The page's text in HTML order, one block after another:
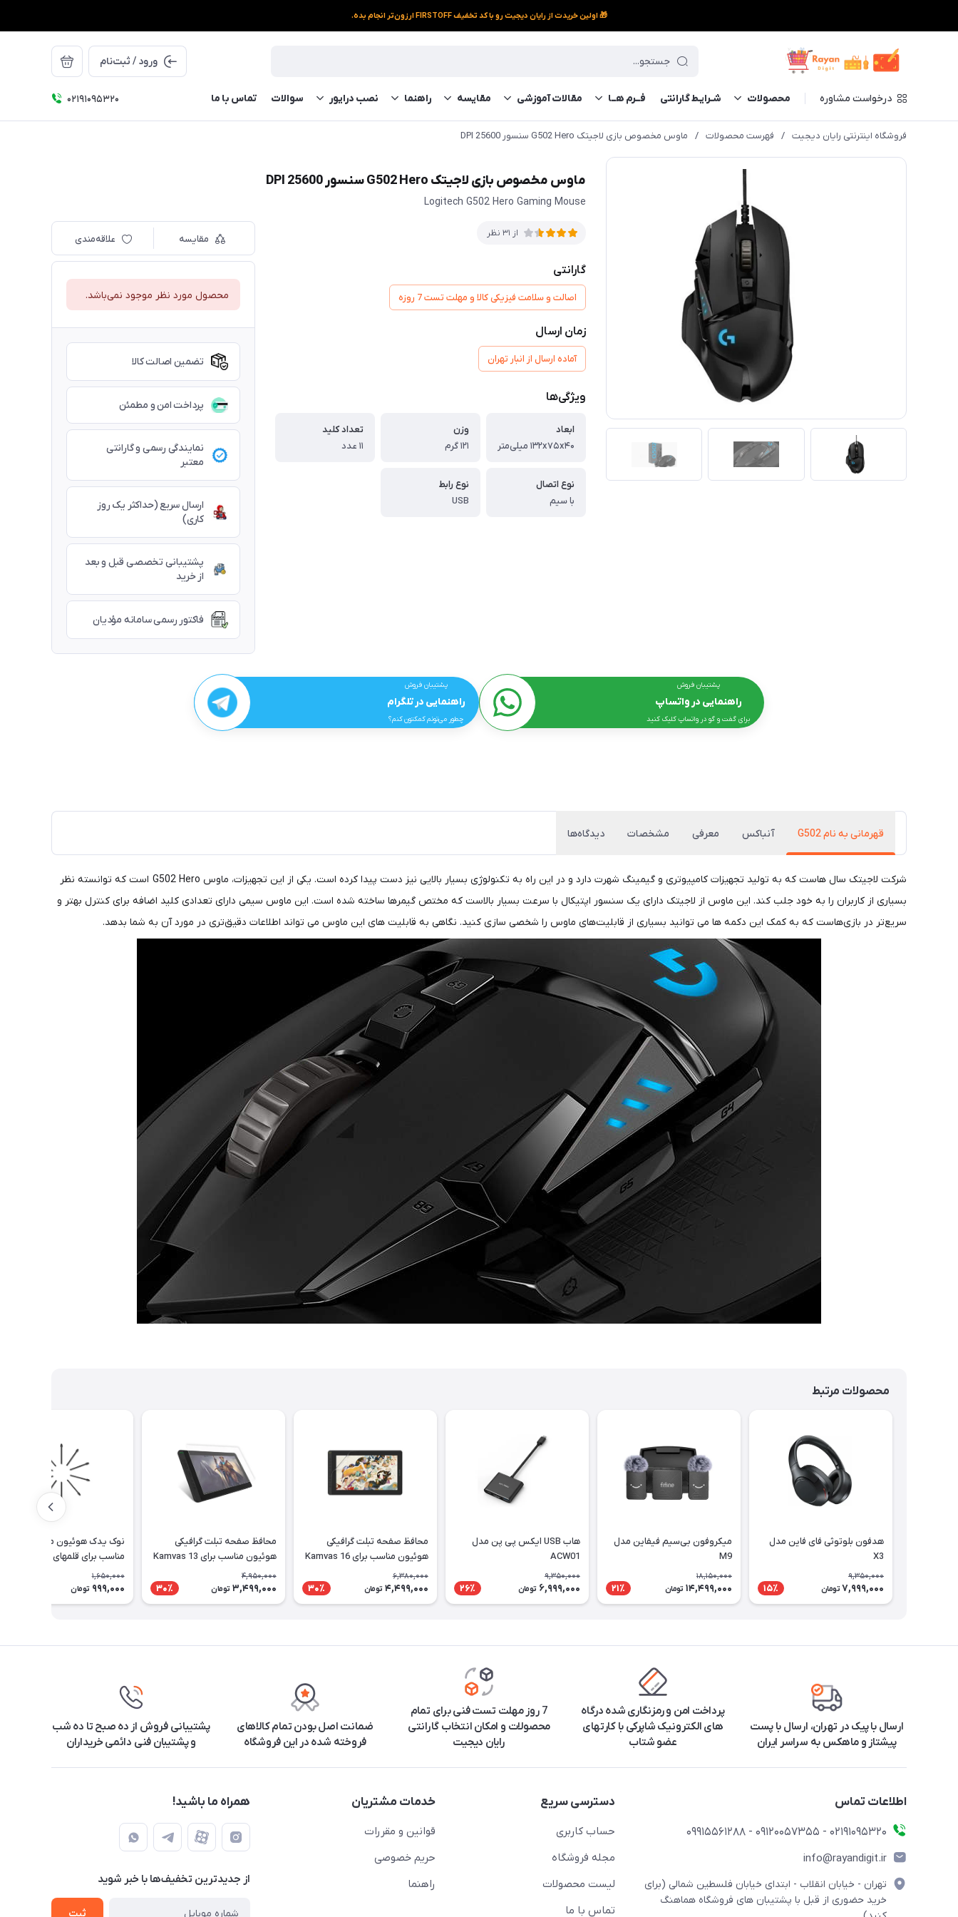
🎁 اولین خریدت از رایان دیجیت رو با کد تخفیف FIRSTOFF ارزون‌تر انجام بده.
ورود / ثبت‌نام
درخواست مشاوره محصولات شـرایـط گارانتی فــرم‌ هــا مقالات آموزشی مقایسه راهنما نصب درایور سوالات تماس با ما ۰۲۱91095320
فروشگاه اینترنتی رایان دیجیت / فهرست محصولات / ماوس مخصوص بازی لاجیتک G502 Hero سنسور 25600 DPI
ماوس مخصوص بازی لاجیتک G502 Hero سنسور 25600 DPI
Logitech G502 Hero Gaming Mouse
از 31 نظر
گارانتی
اصالت و سلامت فیزیکی کالا و مهلت تست 7 روزه
زمان ارسال
آماده ارسال از انبار تهران
ویژگی‌ها
ابعاد
۱۳۲x۷۵x۴۰ میلی‌متر
وزن
۱۲۱ گرم
تعداد کلید
۱۱ عدد
نوع اتصال
با سیم
نوع رابط
USB
مقایسه علاقه‌مندی
محصول مورد نظر موجود نمی‌باشد.
تضمین اصالت کالا
پرداخت امن و مطمئن
نمایندگی رسمی و گارانتی
معتبر
ارسال سریع (حداکثر یک روز
کاری)
پشتیبانی تخصصی قبل و بعد
از خرید
فاکتور رسمی سامانه مؤدیان
پشتیبان فروش
راهنمایی در واتساپ
برای گفت و گو در واتساپ کلیک کنید
پشتیبان فروش
راهنمایی در تلگرام
چطور می‌تونم کمکتون کنم؟
قهرمانی به نام G502 آنباکس معرفی مشخصات دیدگاه‌ها
شرکت لاجیتک سال هاست که به تولید تجهیزات کامپیوتری و گیمینگ شهرت دارد و در این راه به تکنولوژی بسیار بالایی نیز دست پیدا کرده است. یکی از این تجهیزات، ماوس G502 Hero است که توانسته نظر
بسیاری از کاربران را به خود جلب کند. این ماوس از لاجیتک دارای یک سنسور اپتیکال با سرعت بسیار بالاست که مختص گیمرها ساخته شده است. این ماوس سیمی دارای تعدادی کلید اضافه برای کنترل بهتر و
سریع‌تر در بازی‌هاست که به کمک این دکمه ها می توانید بسیاری از قابلیت‌های ماوس را شخصی سازی کنید. نگاهی به قابلیت های این ماوس می تواند اطلاعات دقیق‌تری در مورد آن به شما بدهد.
محصولات مرتبط
هدفون بلوتوثی فای فاین مدل
X3
9,350,000
7,999,000 تومان 15٪
میکروفون بی‌سیم فیفاین مدل
M9
18,150,000
14,499,000 تومان 21٪
هاب USB ایکس پی پن مدل
ACW01
9,350,000
6,999,000 تومان 26٪
محافظ صفحه تبلت گرافیکی
هوئیون مناسب برای Kamvas 16
6,380,000
4,499,000 تومان 30٪
محافظ صفحه تبلت گرافیکی
هوئیون مناسب برای Kamvas 13
4,950,000
3,499,000 تومان 30٪
PW110
1,650,000
999,000 تومان
ارسال با پیک در تهران، ارسال با پست
پیشتاز و ماهکس به سراسر ایران
پرداخت امن و رمزنگاری شده درگاه
های الکترونیک شاپرکی با کارتهای
عضو شتاب
7 روز مهلت تست فنی برای تمام
محصولات و امکان انتخاب گارانتی
رایان دیجیت
ضمانت اصل بودن تمام کالاهای
فروخته شده در این فروشگاه
پشتیبانی فروش از ده صبح تا ده شب
و پشتیبان فنی دائمی خریداران
اطلاعات تماس
۰۲۱91095320 - 09120057355 - 09915561288
info@rayandigit.ir
تهران - خیابان انقلاب - ابتدای خیابان فلسطین شمالی (برای
خرید حضوری از قبل با پشتیبان های فروشگاه هماهنگ
دسترسی سریع
حساب کاربری
مجله فروشگاه
لیست محصولات
تماس با ما
خدمات مشتریان
قوانین و مقررات
حریم خصوصی
راهنما
همراه ما باشید!
از جدید‌ترین تخفیف‌ها با‌ خبر شوید
ثبت